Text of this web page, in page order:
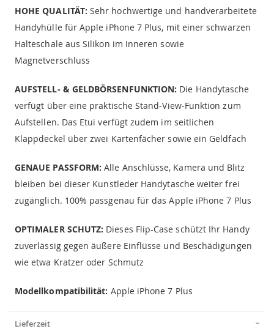
HOHE QUALITÄT: Sehr hochwertige und handverarbeitete
Handyhülle für Apple iPhone 7 Plus, mit einer schwarzen
Halteschale aus Silikon im Inneren sowie
Magnetverschluss
AUFSTELL- & GELDBÖRSENFUNKTION: Die Handytasche
verfügt über eine praktische Stand-View-Funktion zum
Aufstellen. Das Etui verfügt zudem im seitlichen
Klappdeckel über zwei Kartenfächer sowie ein Geldfach
GENAUE PASSFORM: Alle Anschlüsse, Kamera und Blitz
bleiben bei dieser Kunstleder Handytasche weiter frei
zugänglich. 100% passgenau für das Apple iPhone 7 Plus
OPTIMALER SCHUTZ: Dieses Flip-Case schützt Ihr Handy
zuverlässig gegen äußere Einflüsse und Beschädigungen
wie etwa Kratzer oder Schmutz
Modellkompatibilität: Apple iPhone 7 Plus
Lieferzeit